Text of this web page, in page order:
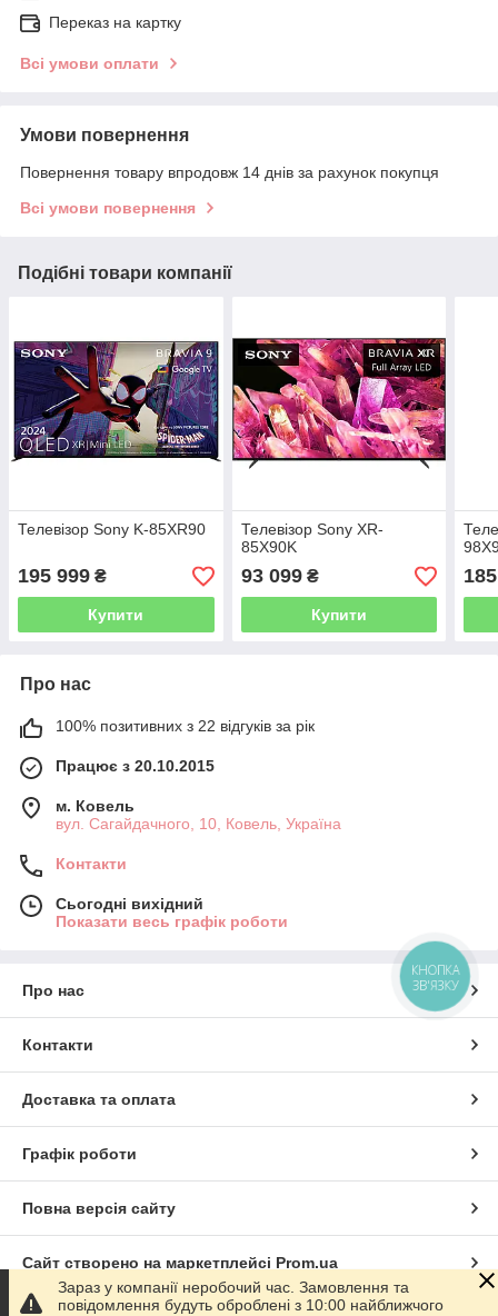
Переказ на картку
Всі умови оплати
Умови повернення
Повернення товару впродовж 14 днів за рахунок покупця
Всі умови повернення
Подібні товари компанії
Телевізор Sony K-85XR90
195 999 ₴
Купити
Телевізор Sony XR-
85X90K
93 099₴
Купити
Про нас
100% позитивних з 22 відгуків за рік
Працює з 20.10.2015
м. Ковель
вул. Сагайдачного, 10, Ковель, Україна
Контакти
Сьогодні вихідний
Показати весь графік роботи
Про нас
Контакти
Доставка та оплата
Графік роботи
Повна версія сайту
Сайт створено на маркетплейсі Prom.ua
Зараз у компанії неробочий час. Замовлення та
повідомлення будуть оброблені з 10:00 найближчого
КНОПКА
ЗВ'ЯЗКУ